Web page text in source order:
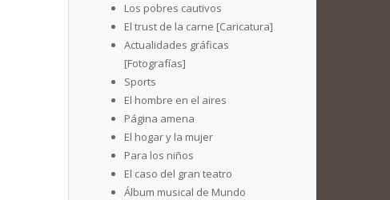
Los pobres cautivos
El trust de la carne [Caricatura]
Actualidades gráficas
[Fotografías]
Sports
El hombre en el aires
Página amena
El hogar y la mujer
Para los niños
El caso del gran teatro
Álbum musical de Mundo